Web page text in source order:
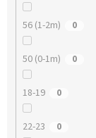
56 (1-2m) 0
50 (0-1m) 0
18-19 0
22-23 0